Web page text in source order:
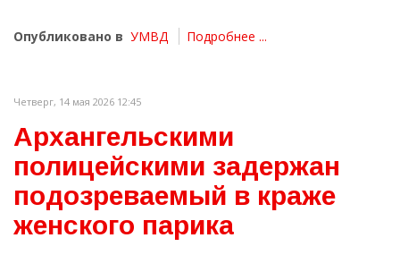
Опубликовано в УМВД Подробнее ...
Четверг, 14 мая 2026 12:45
Архангельскими
полицейскими задержан
подозреваемый в краже
женского парика